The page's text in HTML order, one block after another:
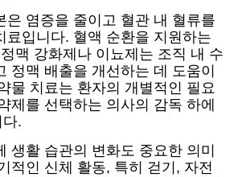
은 염증을 줄이고 혈관 내 혈류를
료입니다. 혈액 순환을 지원하는
맥 강화제나 이뇨제는 조직 내 수
정맥 배출을 개선하는 데 도움이
물 치료는 환자의 개별적인 필요
제를 선택하는 의사의 감독 하에
.
생활 습관의 변화도 중요한 의미
적인 신체 활동, 특히 걷기, 자전